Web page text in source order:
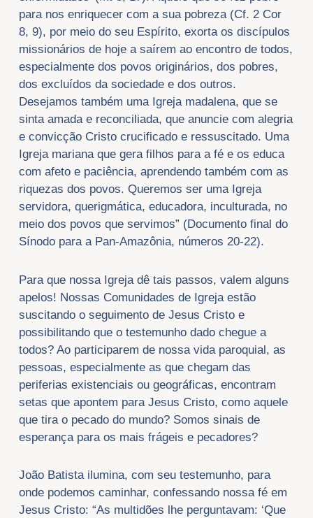
para nos enriquecer com a sua pobreza (Cf. 2 Cor
8, 9), por meio do seu Espírito, exorta os discípulos
missionários de hoje a saírem ao encontro de todos,
especialmente dos povos originários, dos pobres,
dos excluídos da sociedade e dos outros.
Desejamos também uma Igreja madalena, que se
sinta amada e reconciliada, que anuncie com alegria
e convicção Cristo crucificado e ressuscitado. Uma
Igreja mariana que gera filhos para a fé e os educa
com afeto e paciência, aprendendo também com as
riquezas dos povos. Queremos ser uma Igreja
servidora, querigmática, educadora, inculturada, no
meio dos povos que servimos” (Documento final do
Sínodo para a Pan-Amazônia, números 20-22).
Para que nossa Igreja dê tais passos, valem alguns
apelos! Nossas Comunidades de Igreja estão
suscitando o seguimento de Jesus Cristo e
possibilitando que o testemunho dado chegue a
todos? Ao participarem de nossa vida paroquial, as
pessoas, especialmente as que chegam das
periferias existenciais ou geográficas, encontram
setas que apontem para Jesus Cristo, como aquele
que tira o pecado do mundo? Somos sinais de
esperança para os mais frágeis e pecadores?
João Batista ilumina, com seu testemunho, para
onde podemos caminhar, confessando nossa fé em
Jesus Cristo: “As multidões lhe perguntavam: ‘Que